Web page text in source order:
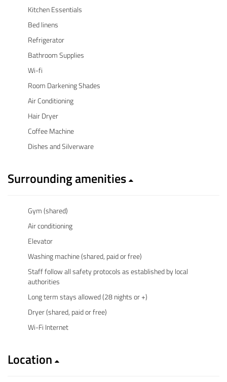
Kitchen Essentials
Bed linens
Refrigerator
Bathroom Supplies
Wi-fi
Room Darkening Shades
Air Conditioning
Hair Dryer
Coffee Machine
Dishes and Silverware
Surrounding amenities
Gym (shared)
Air conditioning
Elevator
Washing machine (shared, paid or free)
Staff follow all safety protocols as established by local
authorities
Long term stays allowed (28 nights or +)
Dryer (shared, paid or free)
Wi-Fi Internet
Location